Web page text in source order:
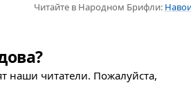
Читайте в Народном Брифли:
наши читатели. Пожалуйста,